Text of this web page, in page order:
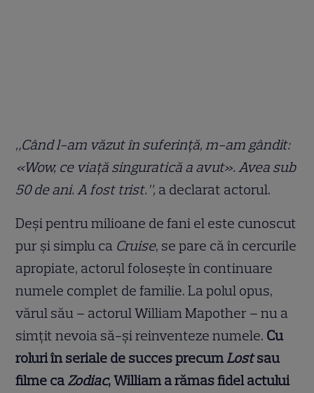
„Când l-am văzut în suferință, m-am gândit:
«Wow, ce viață singuratică a avut». Avea sub
50 de ani. A fost trist.”, a declarat actorul.
Deși pentru milioane de fani el este cunoscut
pur și simplu ca Cruise, se pare că în cercurile
apropiate, actorul folosește în continuare
numele complet de familie. La polul opus,
vărul său – actorul William Mapother – nu a
simțit nevoia să-și reinventeze numele. Cu
roluri în seriale de succes precumLostsau
filme ca Zodiac, William a rămas fidel actului